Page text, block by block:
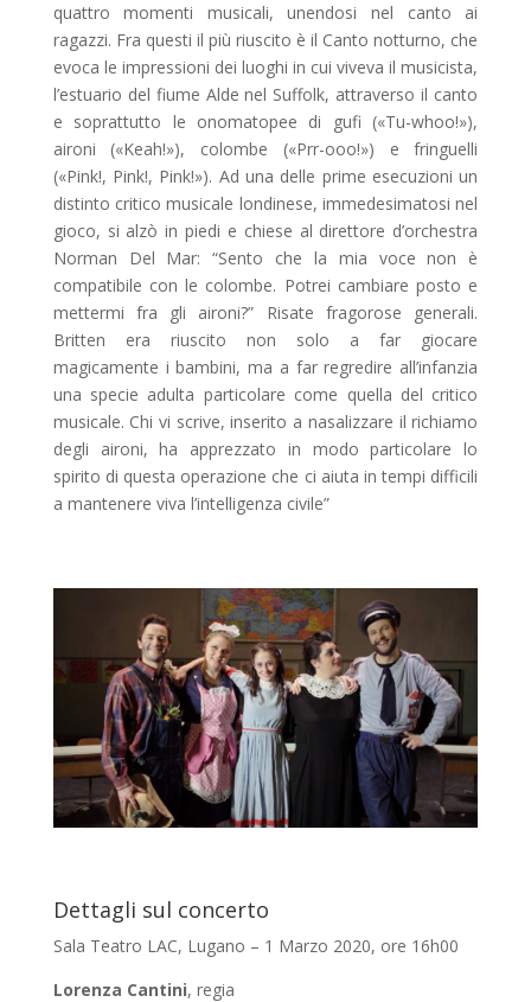
quattro momenti musicali, unendosi nel canto ai
ragazzi. Fra questi il più riuscito è il Canto notturno, che
evoca le impressioni dei luoghi in cui viveva il musicista,
l’estuario del fiume Alde nel Suffolk, attraverso il canto
e soprattutto le onomatopee di gufi («Tu-whoo!»),
aironi («Keah!»), colombe («Prr-ooo!») e fringuelli
(«Pink!, Pink!, Pink!»). Ad una delle prime esecuzioni un
distinto critico musicale londinese, immedesimatosi nel
gioco, si alzò in piedi e chiese al direttore d’orchestra
Norman Del Mar: “Sento che la mia voce non è
compatibile con le colombe. Potrei cambiare posto e
mettermi fra gli aironi?” Risate fragorose generali.
Britten era riuscito non solo a far giocare
magicamente i bambini, ma a far regredire all’infanzia
una specie adulta particolare come quella del critico
musicale. Chi vi scrive, inserito a nasalizzare il richiamo
degli aironi, ha apprezzato in modo particolare lo
spirito di questa operazione che ci aiuta in tempi difficili
a mantenere viva l’intelligenza civile”
Dettagli sul concerto
Sala Teatro LAC, Lugano – 1 Marzo 2020, ore 16h00
Lorenza Cantini, regia